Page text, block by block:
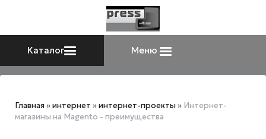
Каталог Меню
Главная »интернет »интернет-проекты » Интернет-
магазины на Magento - преимущества